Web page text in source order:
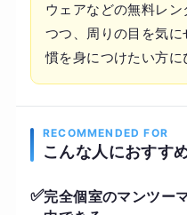
ウェアなどの無料レン
つつ、周りの目を気
慣を身につけたい方に
RECOMMENDED FOR
こんな人におすす
✅完全個室のマンツー